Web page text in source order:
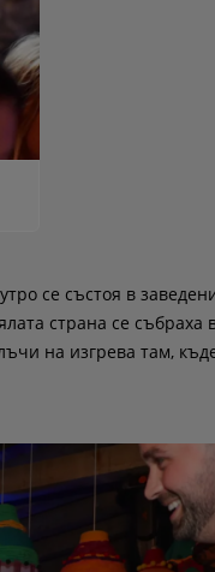
се състоя в
страна се събраха
на изгрева там,